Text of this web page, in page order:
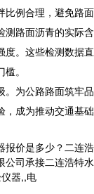
比例合理，避免路面
测路面沥青的实际含
度。这些检测数据直
。
。为公路路面筑牢品
，成为推动交通基础
报价是多少？二连浩
公司承接二连浩特水
器,,电